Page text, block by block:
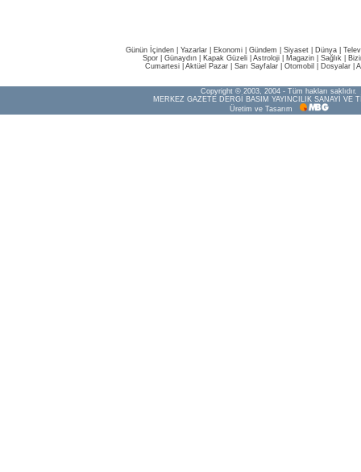
Günün İçinden Yazarlar Ekonomi Gündem Siyaset Dünya |
Spor
Günaydın Kapak Güzeli Astroloji Magazin Sağlık
Cumartesi| Aktüel Pazar| Sarı Sayfalar| Otomobil Dosyalar|
Copyright © 2003, 2004 - Tüm hakları saklıdır.
MERKEZ GAZETE DERGİ BASIM YAYINCILIK SANAYİ VE
Üretim ve Tasarım